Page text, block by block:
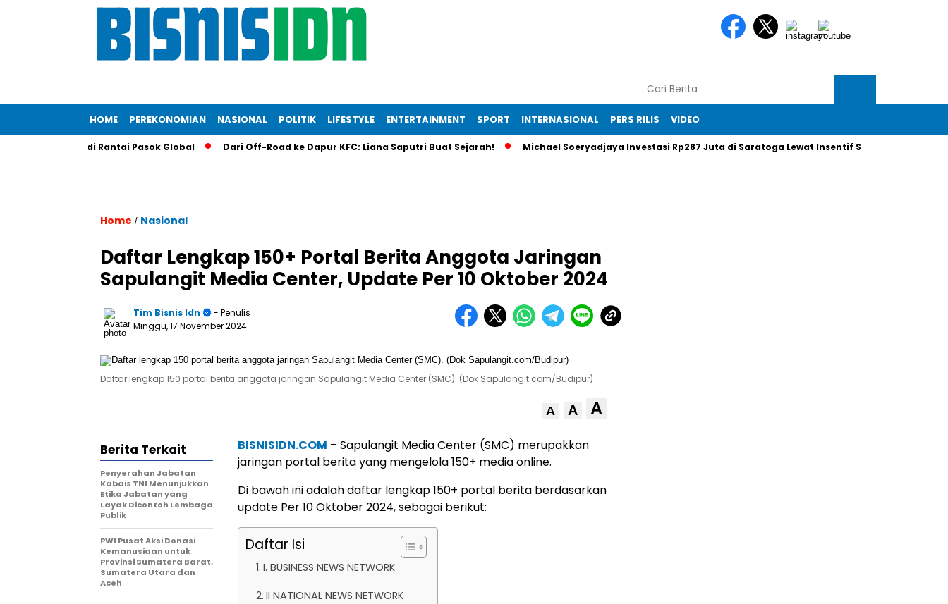
HOME PEREKONOMIAN NASIONAL POLITIK LIFESTYLE ENTERTAINMENT SPORT INTERNASIONAL PERS RILIS VIDEO
Posisi RI di Rantai Pasok Global Dari Off-Road ke Dapur KFC: Liana Saputri Buat Sejarah! Michael Soeryadjaya Investasi Rp287 Juta di Saratoga Lewat Insentif Saham
Home / Nasional
Daftar Lengkap 150+ Portal Berita Anggota Jaringan
Sapulangit Media Center, Update Per 10 Oktober 2024
Tim Bisnis Idn
- Penulis
Minggu, 17 November 2024
Daftar lengkap 150 portal berita anggota jaringan Sapulangit Media Center (SMC). (Dok Sapulangit.com/Budipur)
A A A
BISNISIDN.COM – Sapulangit Media Center (SMC) merupakkan
jaringan portal berita yang mengelola 150+ media online.
Di bawah ini adalah daftar lengkap 150+ portal berita berdasarkan
update Per 10 Oktober 2024, sebagai berikut:
Daftar Isi
I. BUSINESS NEWS NETWORK
II NATIONAL NEWS NETWORK
Berita Terkait
Penyerahan Jabatan
Kabais TNI Menunjukkan
Etika Jabatan yang
Layak Dicontoh Lembaga
Publik
PWI Pusat Aksi Donasi
Kemanusiaan untuk
Provinsi Sumatera Barat,
Sumatera Utara dan
Aceh